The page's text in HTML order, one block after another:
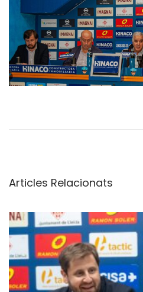
e
l
a
v
a
e
Articles Relacionats